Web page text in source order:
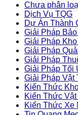
Chưa phân
Dịch Vụ TQG
Dự Án Thành
Giải Pháp
Giải Pháp
Giải Pháp
Giải Pháp
Giải Pháp Tối
Giải Pháp Vật
Kiến Thức
Kiến Thức
Kiến Thức Xe